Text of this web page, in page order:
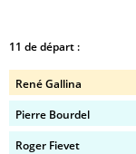
11 de départ :
René Gallina
Pierre Bourdel
Roger Fievet